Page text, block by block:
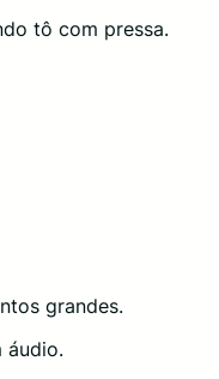
tô com pressa.
grandes.
áudio.